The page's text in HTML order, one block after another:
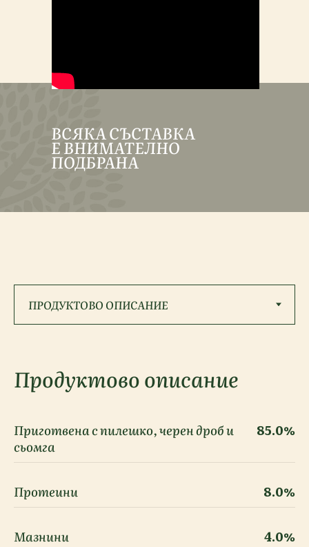
ВСЯКА СЪСТАВКА
Е ВНИМАТЕЛНО
ПОДБРАНА
Продуктово описание
Приготвена с пилешко, черен дроб и
сьомга
85.0%
Протеини 8.0%
Мазнини 4.0%